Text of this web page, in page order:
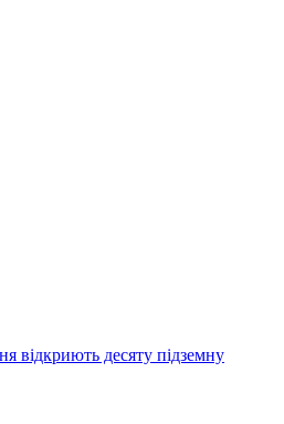
відкриють десяту підземну